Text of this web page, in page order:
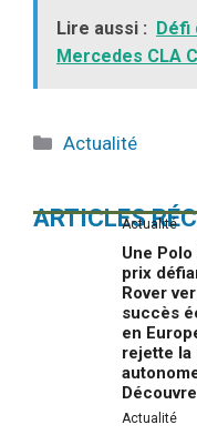
Lire aussi : Défi
Mercedes CLA
Catégories
Actualité
ARTICLESActualité
Une
prix
Rover
succès
en
rejette la
Actualité